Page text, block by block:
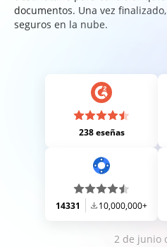
documentos. Una vez
seguros en la nube.
238 eseñas
14331 10,000,000+
2 de junio